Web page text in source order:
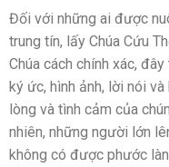
Đối với những ai được
trung tín, lấy Chúa Cứu
Chúa cách chính xác,
ký ức, hình ảnh, lời nói
lòng và tình cảm của
nhiên, những người lớn
không có được phước